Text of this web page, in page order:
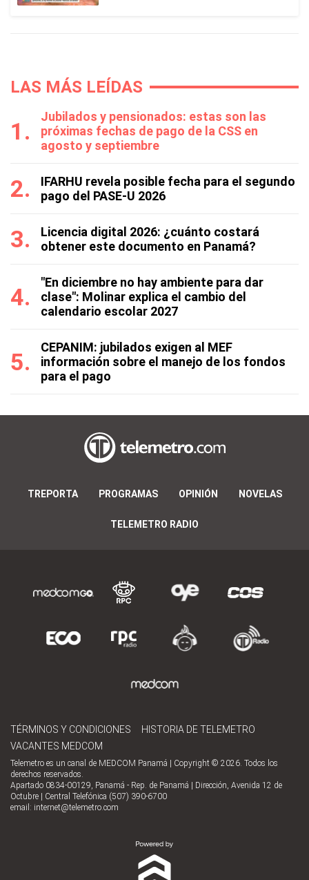
LAS MÁS LEÍDAS
Jubilados y pensionados: estas son las
próximas fechas de pago de la CSS en
agosto y septiembre
IFARHU revela posible fecha para el segundo
pago del PASE-U 2026
Licencia digital 2026: ¿cuánto costará
obtener este documento en Panamá?
"En diciembre no hay ambiente para dar
clase": Molinar explica el cambio del
calendario escolar 2027
CEPANIM: jubilados exigen al MEF
información sobre el manejo de los fondos
para el pago
TREPORTA PROGRAMAS OPINIÓN NOVELAS
TELEMETRO RADIO
TÉRMINOS Y CONDICIONES
HISTORIA DE TELEMETRO
VACANTES MEDCOM
Telemetro es un canal de MEDCOM Panamá | Copyright © 2026. Todos los
derechos reservados.
Apartado 0834-00129, Panamá - Rep. de Panamá | Dirección, Avenida 12 de
Octubre | Central Telefónica (507) 390-6700
email: internet@telemetro.com